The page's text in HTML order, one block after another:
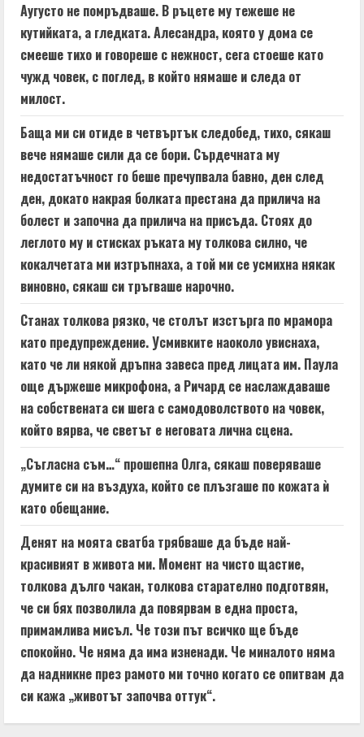
Аугусто не помръдваше. В ръцете му тежеше не
кутийката, а гледката. Алесандра, която у дома се
смееше тихо и говореше с нежност, сега стоеше като
чужд човек, с поглед, в който нямаше и следа от
милост.
Баща ми си отиде в четвъртък следобед, тихо, сякаш
вече нямаше сили да се бори. Сърдечната му
недостатъчност го беше пречупвала бавно, ден след
ден, докато накрая болката престана да прилича на
болест и започна да прилича на присъда. Стоях до
леглото му и стисках ръката му толкова силно, че
кокалчетата ми изтръпнаха, а той ми се усмихна някак
виновно, сякаш си тръгваше нарочно.
Станах толкова рязко, че столът изстърга по мрамора
като предупреждение. Усмивките наоколо увиснаха,
като че ли някой дръпна завеса пред лицата им. Паула
още държеше микрофона, а Ричард се наслаждаваше
на собствената си шега с самодоволството на човек,
който вярва, че светът е неговата лична сцена.
„Съгласна съм…“ прошепна Олга, сякаш поверяваше
думите си на въздуха, който се плъзгаше по кожата ѝ
като обещание.
Денят на моята сватба трябваше да бъде най-
красивият в живота ми. Момент на чисто щастие,
толкова дълго чакан, толкова старателно подготвян,
че си бях позволила да повярвам в една проста,
примамлива мисъл. Че този път всичко ще бъде
спокойно. Че няма да има изненади. Че миналото няма
да надникне през рамото ми точно когато се опитвам да
си кажа „животът започва оттук“.